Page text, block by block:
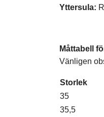
Yttersula:
Måttabell
Vänligen
Storlek
35
35,5